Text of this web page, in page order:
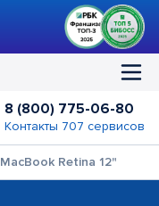
8 (800) 775-06-80
Контакты 707 сервисов
MacBook Retina 12"